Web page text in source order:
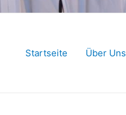
Startseite Über Uns